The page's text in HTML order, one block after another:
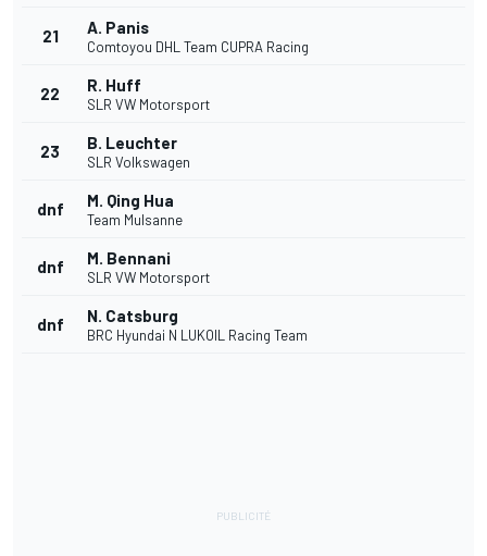
21 A. Panis
Comtoyou DHL Team CUPRA Racing
22 R. Huff
SLR VW Motorsport
23 B. Leuchter
SLR Volkswagen
dnf M. Qing Hua
Team Mulsanne
dnf M. Bennani
SLR VW Motorsport
dnf N. Catsburg
BRC Hyundai N LUKOIL Racing Team